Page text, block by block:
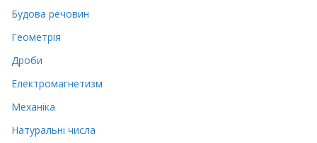
Будова речовин
Геометрія
Дроби
Електромагнетизм
Механіка
Натуральні числа